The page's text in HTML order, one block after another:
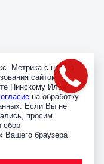
Метрика с целью
сайтом.
Пинскому Илье
на обработку
Если Вы не
просим
сбор
Вашего браузера